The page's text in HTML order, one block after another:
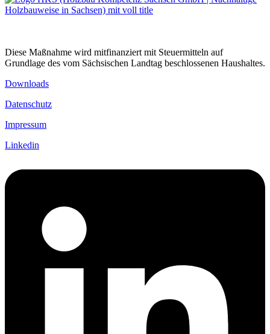
Diese Maßnahme wird mitfinanziert mit Steuermitteln auf
Grundlage des vom Sächsischen Landtag beschlossenen Haushaltes.
Downloads
Datenschutz
Impressum
Linkedin